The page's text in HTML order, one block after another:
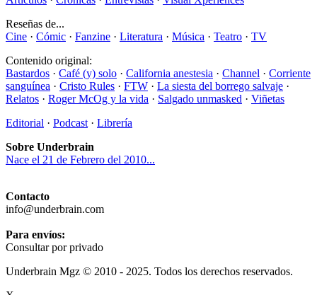
Reseñas de...
Cine · Cómic · Fanzine · Literatura · Música · Teatro · TV
Contenido original:
Bastardos · Café (y) solo · California anestesia · Channel · Corriente
sanguínea · Cristo Rules · FTW · La siesta del borrego salvaje ·
Relatos · Roger McOg y la vida · Salgado unmasked · Viñetas
Editorial · Podcast · Librería
Sobre Underbrain
Nace el 21 de Febrero del 2010...
Contacto
info@underbrain.com
Para envíos:
Consultar por privado
Underbrain Mgz © 2010 - 2025. Todos los derechos reservados.